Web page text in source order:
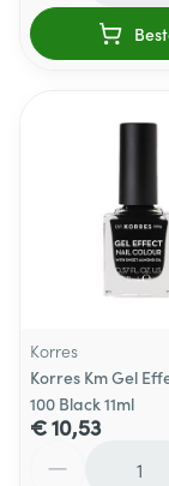
Korres
Korres Km Gel
100 Black 11ml
€ 10,53